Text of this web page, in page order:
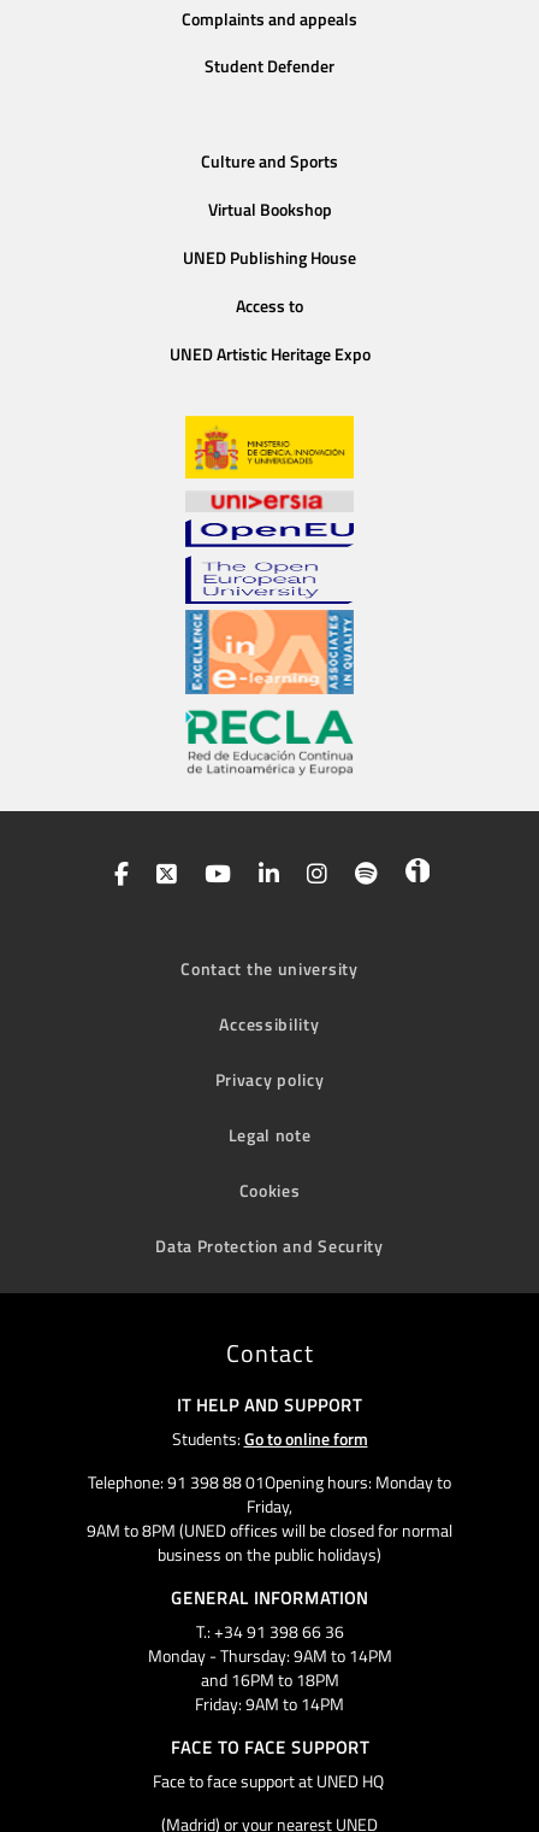
Complaints and appeals
Student Defender
Culture and Sports
Virtual Bookshop
UNED Publishing House
Access to
UNED Artistic Heritage Expo
Contact the university
Accessibility
Privacy policy
Legal note
Cookies
Data Protection and Security
Contact
IT HELP AND SUPPORT
Students:Go to online form
Telephone: 91 398 88 01Opening hours: Monday to
Friday,
9AM to 8PM (UNED offices will be closed for normal
business on the public holidays)
GENERAL INFORMATION
T.: +34 91 398 66 36
Monday - Thursday: 9AM to 14PM
and 16PM to 18PM
Friday: 9AM to 14PM
FACE TO FACE SUPPORT
Face to face support at UNED HQ
(Madrid) or your nearest UNED